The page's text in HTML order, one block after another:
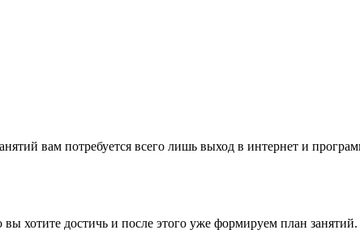
вам потребуется всего лишь выход в интернет и
хотите достичь и после этого уже формируем план занятий.